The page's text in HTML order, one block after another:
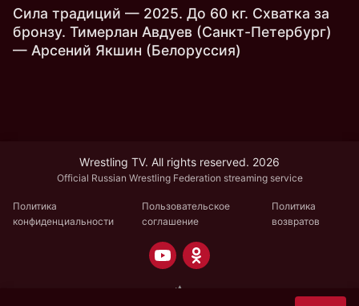
Сила традиций — 2025. До 60 кг. Схватка за
бронзу. Тимерлан Авдуев (Санкт-Петербург)
— Арсений Якшин (Белоруссия)
Wrestling TV. All rights reserved. 2026
Official Russian Wrestling Federation streaming service
Политика
конфиденциальности
Пользовательское
соглашение
Политика
возвратов